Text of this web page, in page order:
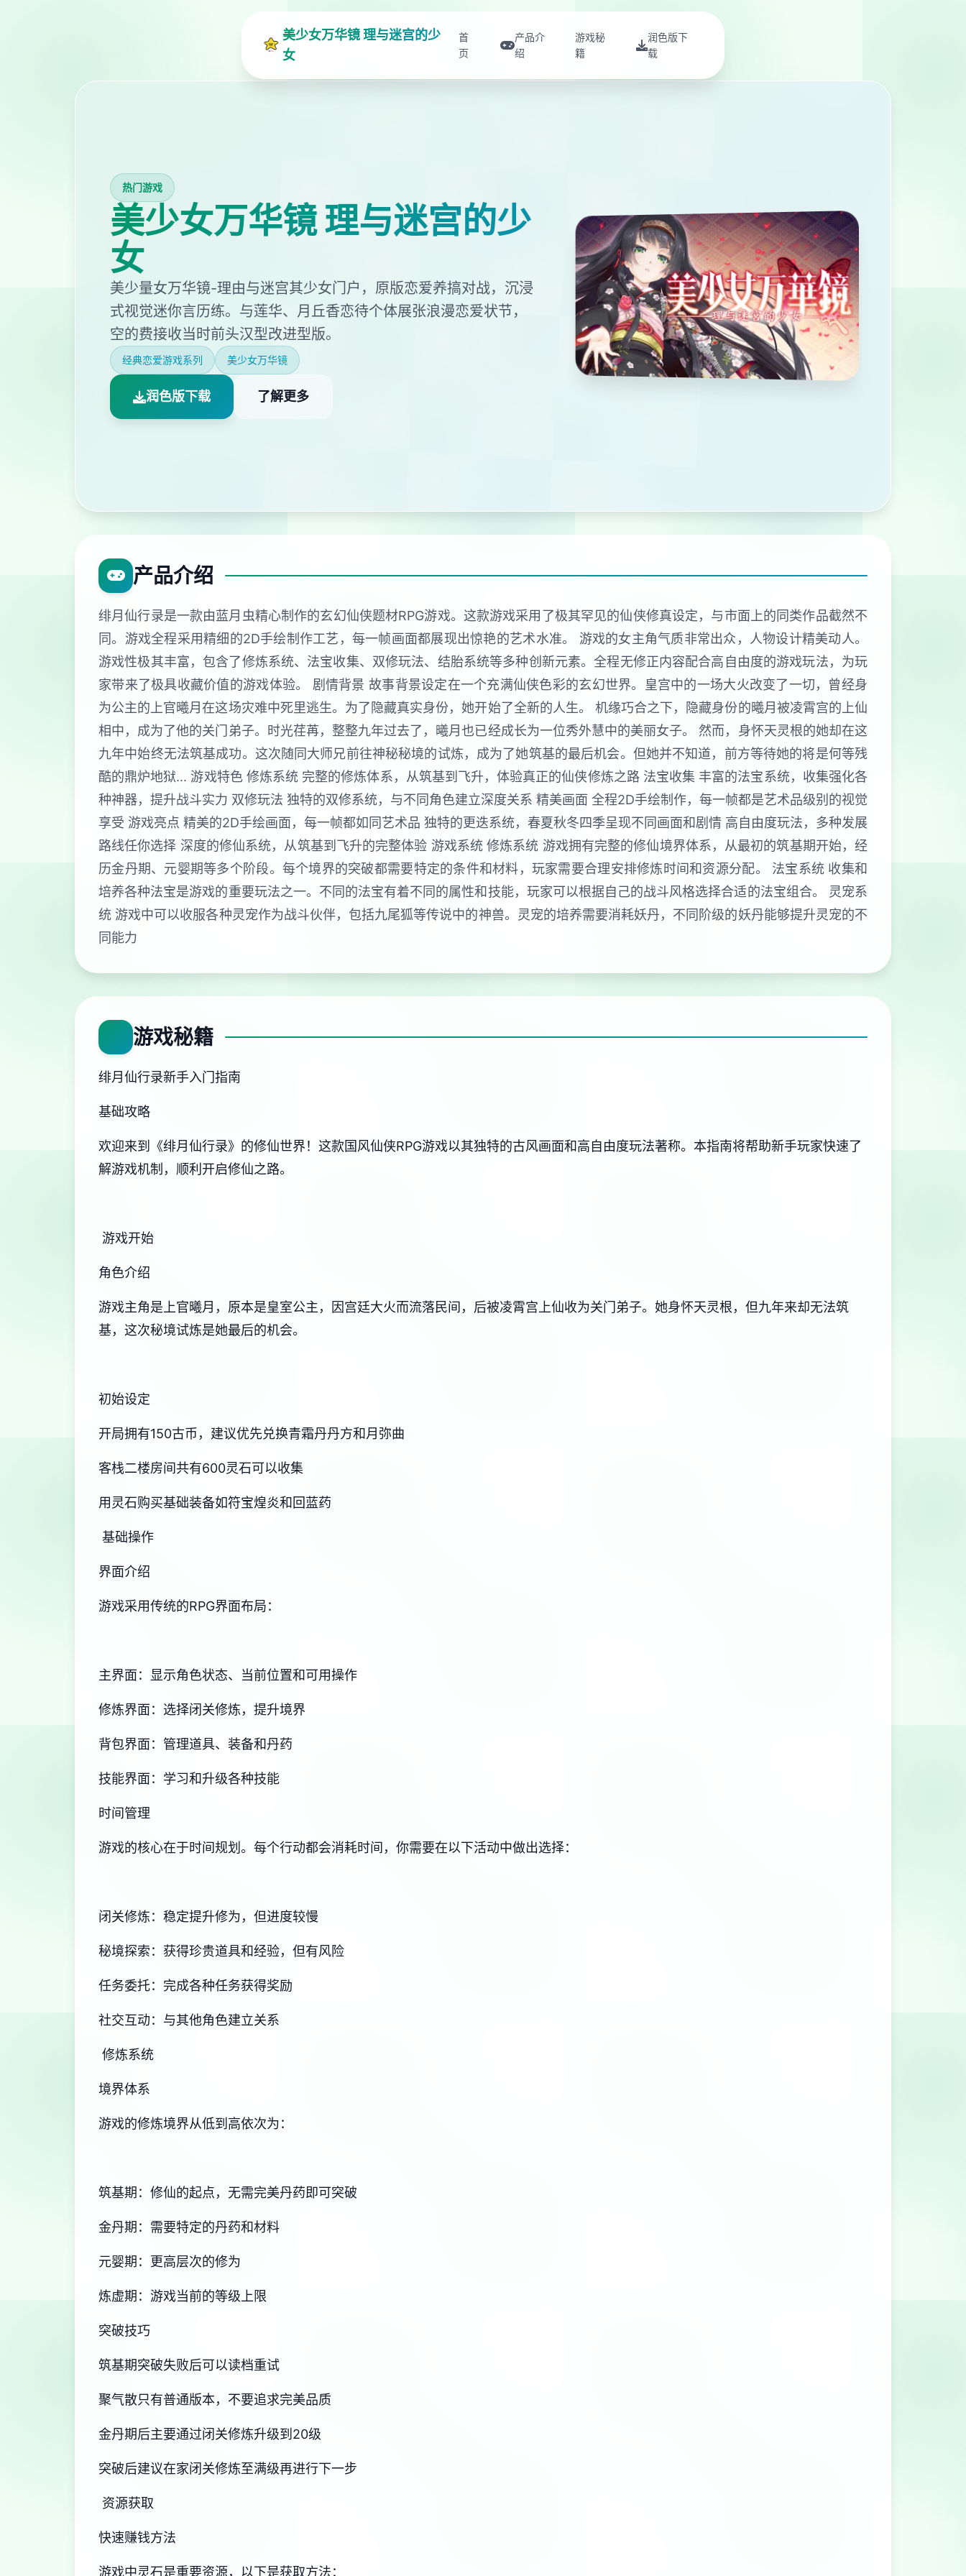
美少女万华镜 理与迷宫的少
女
首
页
产品介
绍
游戏秘
籍
润色版下
载
热门游戏
美少女万华镜 理与迷宫的少
女
美少量女万华镜-理由与迷宫其少女门户，原版恋爱养搞对战，沉浸
式视觉迷你言历练。与莲华、月丘香恋待个体展张浪漫恋爱状节，
空的费接收当时前头汉型改进型版。
经典恋爱游戏系列 美少女万华镜
润色版下载 了解更多
产品介绍
绯月仙行录是一款由蓝月虫精心制作的玄幻仙侠题材RPG游戏。这款游戏采用了极其罕见的仙侠修真设定，与市面上的同类作品截然不
同。游戏全程采用精细的2D手绘制作工艺，每一帧画面都展现出惊艳的艺术水准。 游戏的女主角气质非常出众，人物设计精美动人。
游戏性极其丰富，包含了修炼系统、法宝收集、双修玩法、结胎系统等多种创新元素。全程无修正内容配合高自由度的游戏玩法，为玩
家带来了极具收藏价值的游戏体验。 剧情背景 故事背景设定在一个充满仙侠色彩的玄幻世界。皇宫中的一场大火改变了一切，曾经身
为公主的上官曦月在这场灾难中死里逃生。为了隐藏真实身份，她开始了全新的人生。 机缘巧合之下，隐藏身份的曦月被凌霄宫的上仙
相中，成为了他的关门弟子。时光荏苒，整整九年过去了，曦月也已经成长为一位秀外慧中的美丽女子。 然而，身怀天灵根的她却在这
九年中始终无法筑基成功。这次随同大师兄前往神秘秘境的试炼，成为了她筑基的最后机会。但她并不知道，前方等待她的将是何等残
酷的鼎炉地狱... 游戏特色 修炼系统 完整的修炼体系，从筑基到飞升，体验真正的仙侠修炼之路 法宝收集 丰富的法宝系统，收集强化各
种神器，提升战斗实力 双修玩法 独特的双修系统，与不同角色建立深度关系 精美画面 全程2D手绘制作，每一帧都是艺术品级别的视觉
享受 游戏亮点 精美的2D手绘画面，每一帧都如同艺术品 独特的更迭系统，春夏秋冬四季呈现不同画面和剧情 高自由度玩法，多种发展
路线任你选择 深度的修仙系统，从筑基到飞升的完整体验 游戏系统 修炼系统 游戏拥有完整的修仙境界体系，从最初的筑基期开始，经
历金丹期、元婴期等多个阶段。每个境界的突破都需要特定的条件和材料，玩家需要合理安排修炼时间和资源分配。 法宝系统 收集和
培养各种法宝是游戏的重要玩法之一。不同的法宝有着不同的属性和技能，玩家可以根据自己的战斗风格选择合适的法宝组合。 灵宠系
统 游戏中可以收服各种灵宠作为战斗伙伴，包括九尾狐等传说中的神兽。灵宠的培养需要消耗妖丹，不同阶级的妖丹能够提升灵宠的不
同能力
游戏秘籍
绯月仙行录新手入门指南
基础攻略
欢迎来到《绯月仙行录》的修仙世界！这款国风仙侠RPG游戏以其独特的古风画面和高自由度玩法著称。本指南将帮助新手玩家快速了
解游戏机制，顺利开启修仙之路。
游戏开始
角色介绍
游戏主角是上官曦月，原本是皇室公主，因宫廷大火而流落民间，后被凌霄宫上仙收为关门弟子。她身怀天灵根，但九年来却无法筑
基，这次秘境试炼是她最后的机会。
初始设定
开局拥有150古币，建议优先兑换青霜丹丹方和月弥曲
客栈二楼房间共有600灵石可以收集
用灵石购买基础装备如符宝煌炎和回蓝药
基础操作
界面介绍
游戏采用传统的RPG界面布局：
主界面：显示角色状态、当前位置和可用操作
修炼界面：选择闭关修炼，提升境界
背包界面：管理道具、装备和丹药
技能界面：学习和升级各种技能
时间管理
游戏的核心在于时间规划。每个行动都会消耗时间，你需要在以下活动中做出选择：
闭关修炼：稳定提升修为，但进度较慢
秘境探索：获得珍贵道具和经验，但有风险
任务委托：完成各种任务获得奖励
社交互动：与其他角色建立关系
修炼系统
境界体系
游戏的修炼境界从低到高依次为：
筑基期：修仙的起点，无需完美丹药即可突破
金丹期：需要特定的丹药和材料
元婴期：更高层次的修为
炼虚期：游戏当前的等级上限
突破技巧
筑基期突破失败后可以读档重试
聚气散只有普通版本，不要追求完美品质
金丹期后主要通过闭关修炼升级到20级
突破后建议在家闭关修炼至满级再进行下一步
资源获取
快速赚钱方法
游戏中灵石是重要资源，以下是获取方法：